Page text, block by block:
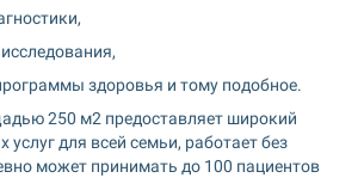
здоровья и тому подобное.
250 м2 предоставляет широкий
услуг для всей семьи, работает без
может принимать до 100 пациентов